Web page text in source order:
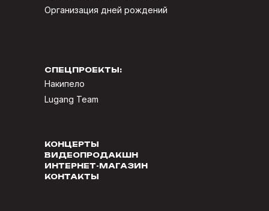
Организация дней рождений
КОНЦЕРТЫ
ВИДЕОПРОДАКШН
ИНТЕРНЕТ-МАГАЗИН
КОНТАКТЫ
СПЕЦПРОЕКТЫ:
Накипело
Lugang Team